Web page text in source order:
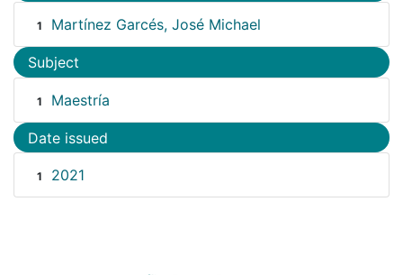
1 Martínez Garcés, José Michael
Subject
1 Maestría
Date issued
1 2021